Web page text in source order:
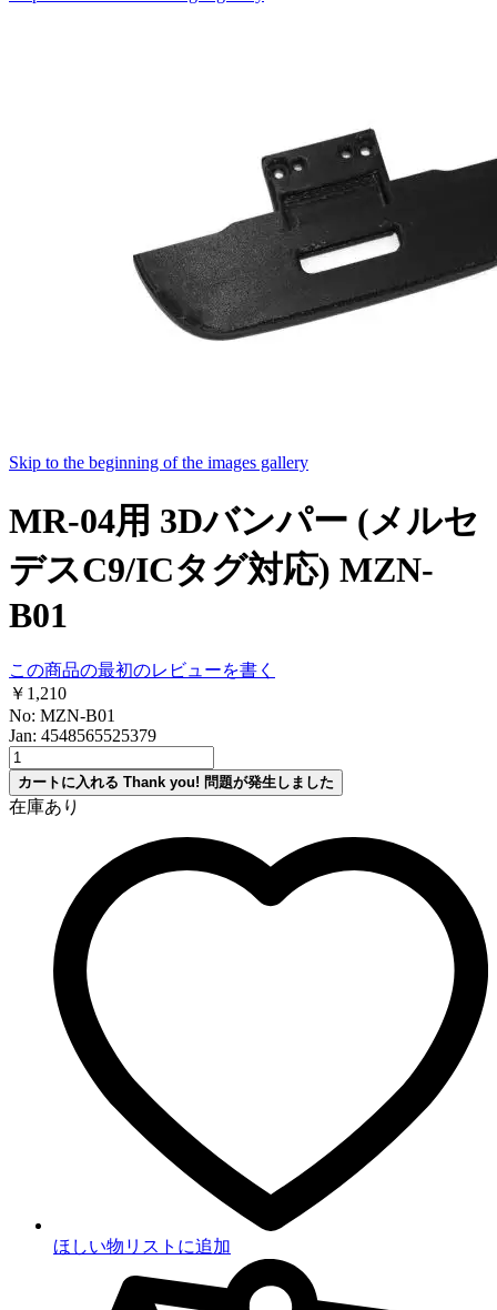
Skip to the beginning of the images gallery
MR-04用 3Dバンパー (メルセ
デスC9/ICタグ対応) MZN-
B01
この商品の最初のレビューを書く
￥1,210
No: MZN-B01
Jan: 4548565525379
カートに入れる Thank you! 問題が発生しました
在庫あり
ほしい物リストに追加